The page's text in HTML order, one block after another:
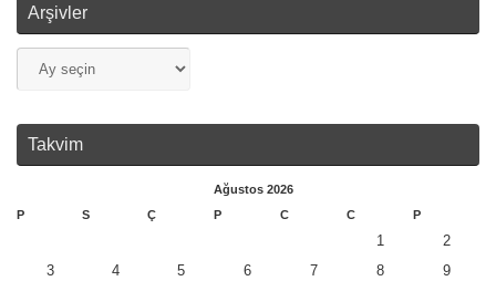
Arşivler
Takvim
Ağustos 2026
P
S Ç P C C P
1
2
3
4 5 6 7 8
9